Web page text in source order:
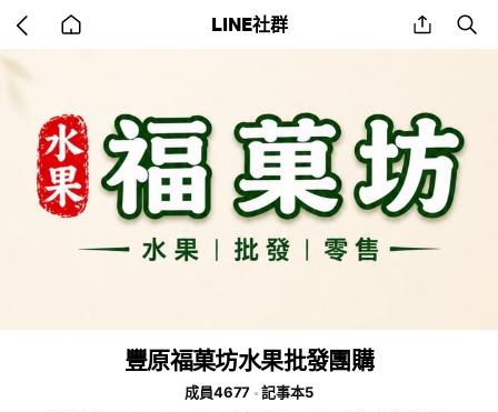
back
to
LINE社群 share
豐原福菓坊水果批發團購
成員4677
記事本5